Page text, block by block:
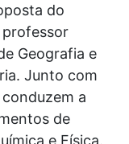
do
professor
Geografia e
Junto com
a
de
e Física.